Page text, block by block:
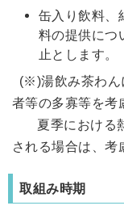
缶入り飲料、
料の提供につ
止とします。
(※)湯飲み茶わん
者等の多寡等を考
夏季における熱
される場合は、考
取組み時期